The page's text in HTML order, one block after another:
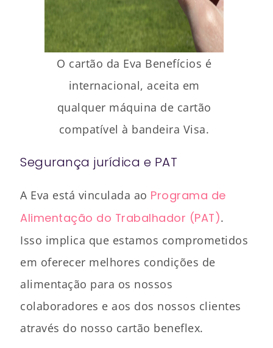
O cartão da Eva Benefícios é
internacional, aceita em
qualquer máquina de cartão
compatível à bandeira Visa.
Segurança jurídica e PAT
A Eva está vinculada ao Programa de
Alimentação do Trabalhador (PAT).
Isso implica que estamos comprometidos
em oferecer melhores condições de
alimentação para os nossos
colaboradores e aos dos nossos clientes
através do nosso cartão beneflex.